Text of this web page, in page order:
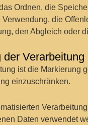
Ordnen, die
die
den Abgleich oder
Verarbeitung
ist die Markierung
einzuschränken.
Daten verwendet